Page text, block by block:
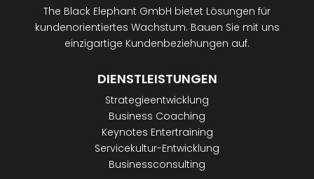
The Black Elephant GmbH bietet Lösungen für
kundenorientiertes Wachstum. Bauen Sie mit uns
einzigartige Kundenbeziehungen auf.
DIENSTLEISTUNGEN
Strategieentwicklung
Business Coaching
Keynotes Entertraining
Servicekultur-Entwicklung
Businessconsulting